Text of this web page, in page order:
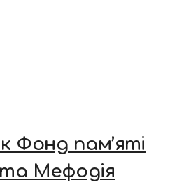
Фонд пам’яті
Мефодія